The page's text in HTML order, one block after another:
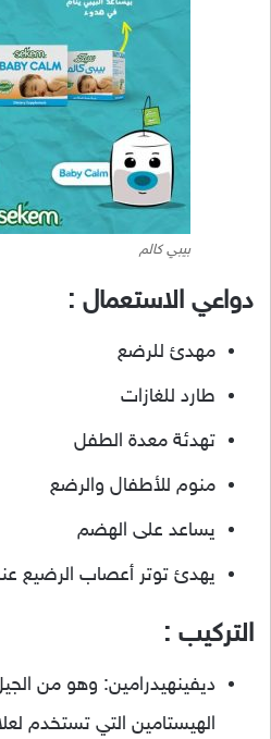
بيبي كالم
دواعي الاستعمال :
مهدئ للرضع
طارد للغازات
تهدئة معدة الطفل
منوم للأطفال والرضع
يساعد على الهضم
يهدئ توتر أعصاب الرضيع
التركيب :
ديفينهيدرامين: وهو من
الهيستامين التي تستخدم